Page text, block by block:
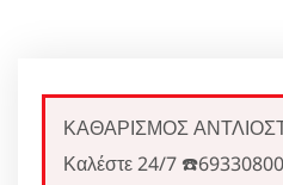
ΚΑΘΑΡΙΣΜΟΣ
Καλέστε 24/7